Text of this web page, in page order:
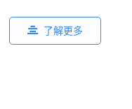
了解更多